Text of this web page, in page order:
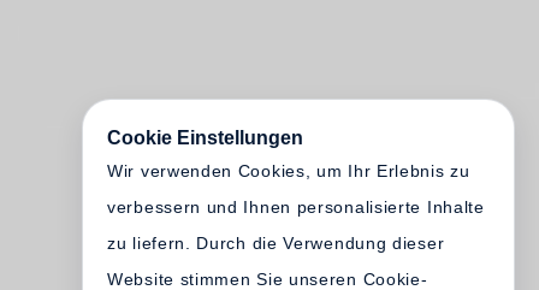
Cookie Einstellungen
Wir verwenden Cookies, um Ihr Erlebnis zu
verbessern und Ihnen personalisierte Inhalte
zu liefern. Durch die Verwendung dieser
Website stimmen Sie unseren Cookie-